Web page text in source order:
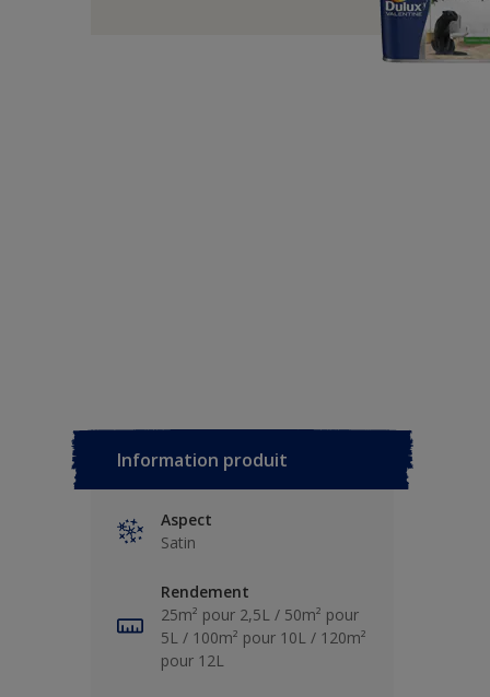
Information produit
Aspect
Satin
Rendement
25m² pour 2,5L / 50m² pour
5L / 100m² pour 10L / 120m²
pour 12L